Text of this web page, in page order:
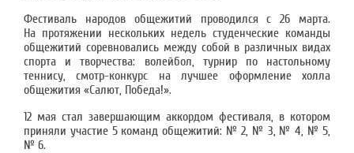
Фестиваль народов общежитий проводился с 26 марта.
На протяжении нескольких недель студенческие команды
общежитий соревновались между собой в различных видах
спорта и творчества: волейбол, турнир по настольному
теннису, смотр-конкурс на лучшее оформление холла
общежития «Салют, Победа!».
12 мая стал завершающим аккордом фестиваля, в котором
приняли участие 5 команд общежитий: № 2, № 3, № 4, № 5,
№ 6.